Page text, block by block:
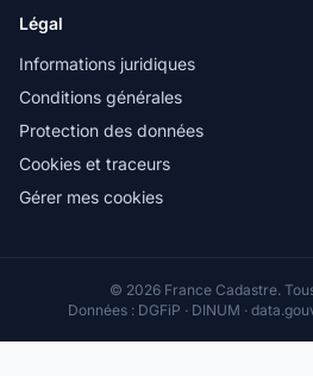
Légal
Informations juridiques
Conditions générales
Protection des données
Cookies et traceurs
Gérer mes cookies
© 2026 France Cadastre.
Données : DGFiP · DINUM ·